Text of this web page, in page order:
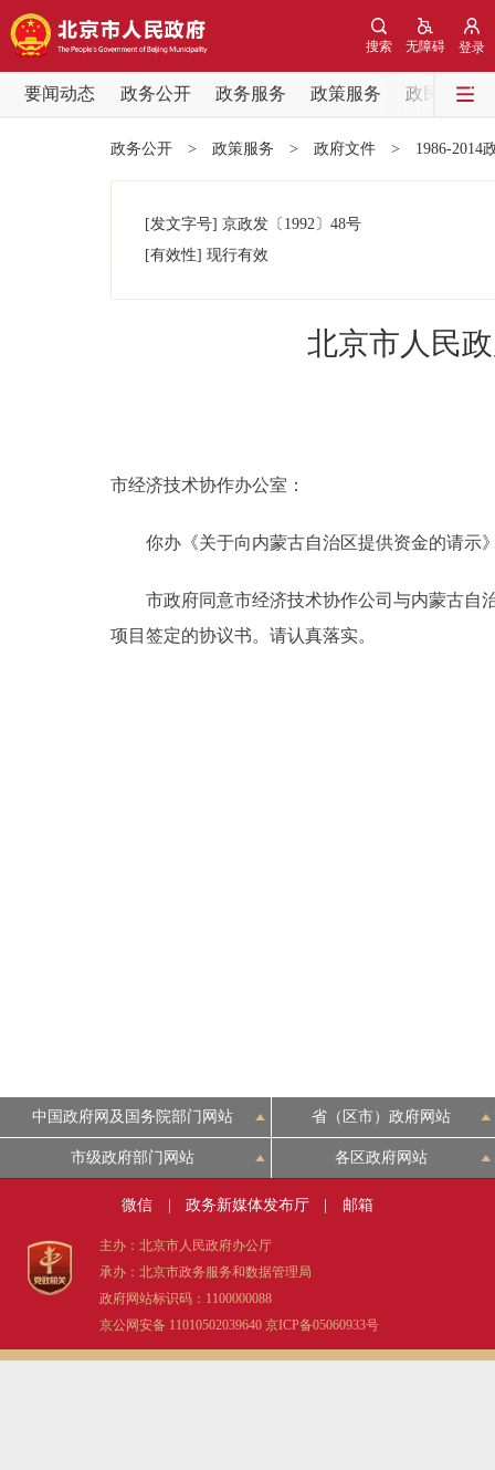
登录
无障碍
搜索
要闻动态 政务公开 政务服务 政策服务
政民互动
党中央精神
政策兑现
决策公开
绿色北京
多语种
ENGLISH
DEUTSCH
政务公开 > 政策服务 > 政府文件 > 1986-2014
[发文字号] 京政发 〔1992〕 48号
[有效性] 现行有效
北京市人民
市经济技术协作办公室：
你办《关于向内蒙古自治区提供资金的请示
市政府同意市经济技术协作公司与内蒙古自治
项目签定的协议书。请认真落实。
中国政府网及国务院部门网站 省（区市）政府网站
市级政府部门网站 各区政府网站
微信 政务新媒体发布厅 邮箱
主办：北京市人民政府办公厅
承办：北京市政务服务和数据管理局
政府网站标识码：1100000088
京公网安备 11010502039640 京ICP备05060933号